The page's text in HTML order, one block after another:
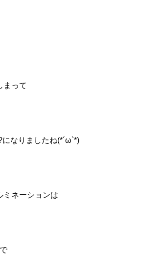
まって
なりましたね(*´ω`*)
ミネーションは